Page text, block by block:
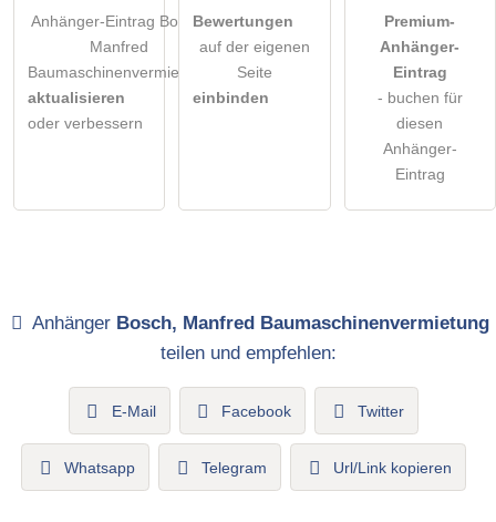
Anhänger-Eintrag Bosch,
Manfred
Baumaschinenvermietung
aktualisieren
oder verbessern
Bewertungen
auf der eigenen
Seite
einbinden
Premium-
Anhänger-
Eintrag
- buchen für
diesen
Anhänger-
Eintrag
Anhänger Bosch, Manfred Baumaschinenvermietung
teilen und empfehlen:
E-Mail Facebook Twitter
Whatsapp Telegram Url/Link kopieren